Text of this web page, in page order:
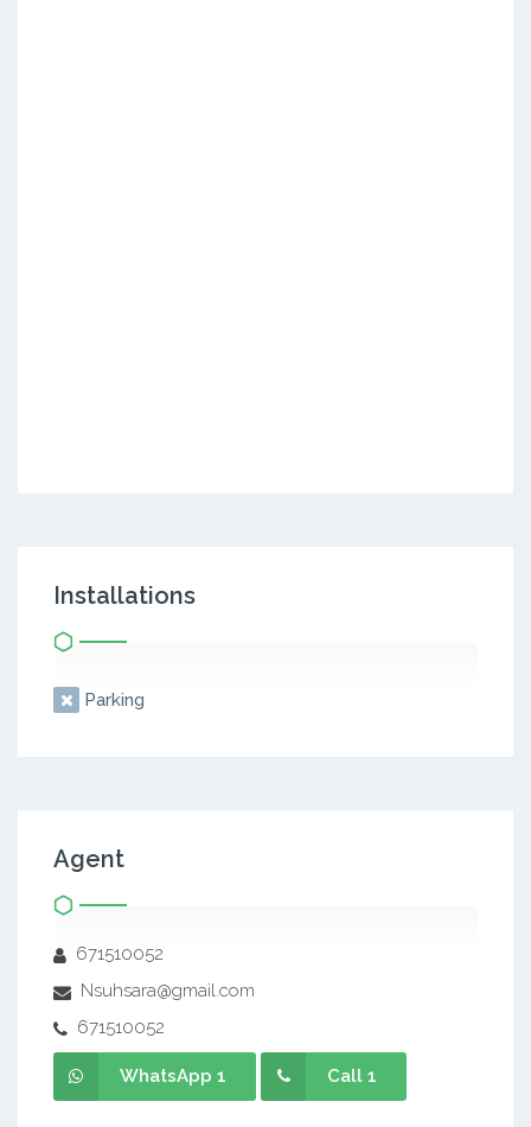
Installations
Parking
Agent
671510052
Nsuhsara@gmail.com
671510052
WhatsApp 1 Call 1